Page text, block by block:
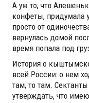
А уж то, что
конфеты, придумала
просто от
вернулась домой
время попала под
История о
всей России: о нем
там, то там.
утверждать, что